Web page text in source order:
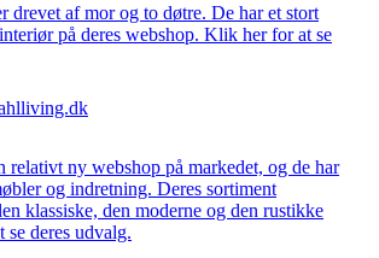
drevet af mor og to døtre. De har et stort
på deres webshop. Klik her for at se
ny webshop på markedet, og de har
og indretning. Deres sortiment
klassiske, den moderne og den rustikke
deres udvalg.